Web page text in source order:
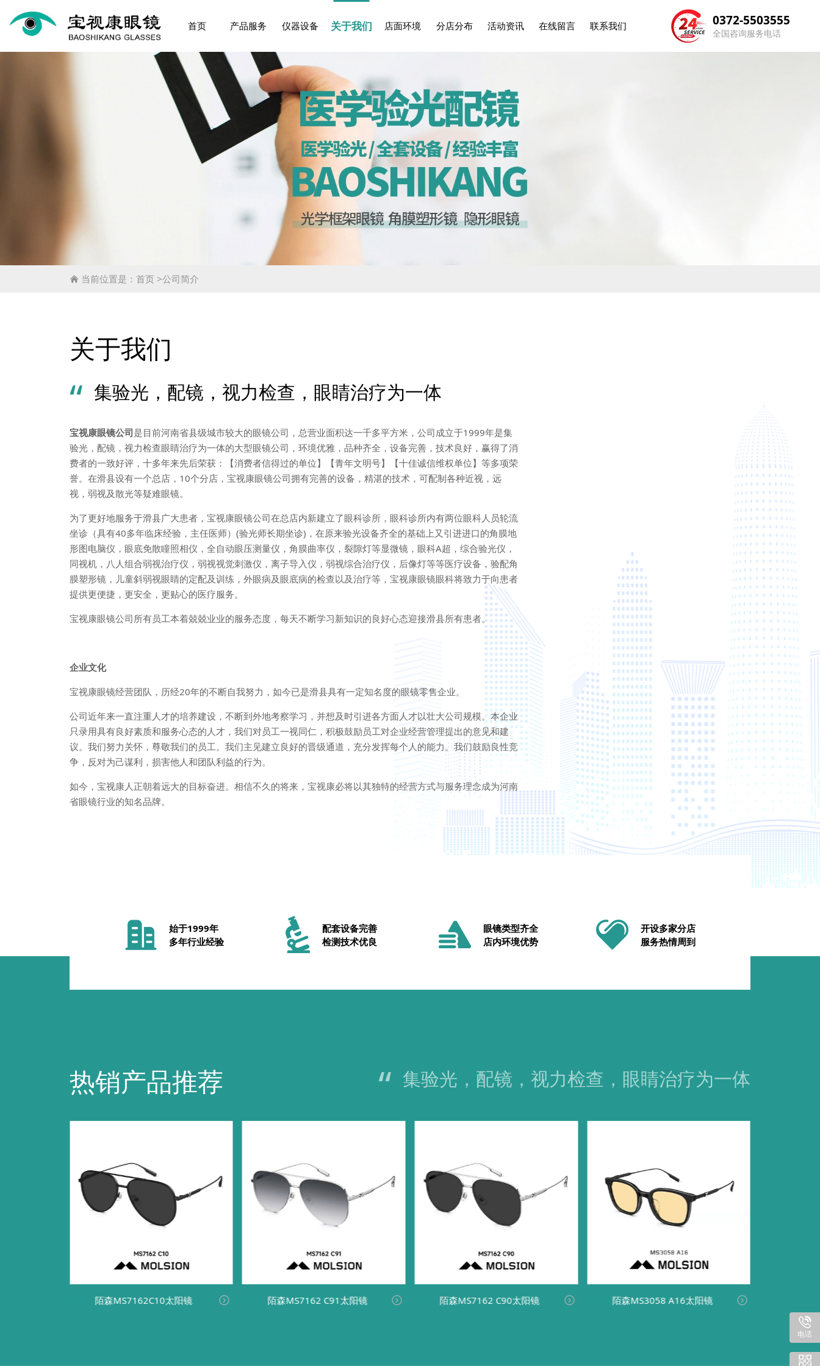
首页 产品服务 仪器设备 关于我们 店面环境 分店分布 活动资讯 在线留言 联系我们 0372-5503555
全国咨询服务电话
 当前位置是： 首页 >公司简介
关于我们
“ 集验光，配镜，视力检查，眼睛治疗为一体
宝视康眼镜公司是目前河南省县级城市较大的眼镜公司，总营业面积达一千多平方米，公司成立于1999年是集
验光，配镜，视力检查眼睛治疗为一体的大型眼镜公司，环境优雅，品种齐全，设备完善，技术良好，赢得了消
费者的一致好评，十多年来先后荣获：【消费者信得过的单位】【青年文明号】【十佳诚信维权单位】等多项荣
誉。在滑县设有一个总店，10个分店，宝视康眼镜公司拥有完善的设备，精湛的技术，可配制各种近视，远
视，弱视及散光等疑难眼镜。
为了更好地服务于滑县广大患者，宝视康眼镜公司在总店内新建立了眼科诊所，眼科诊所内有两位眼科人员轮流
坐诊（具有40多年临床经验，主任医师）(验光师长期坐诊)，在原来验光设备齐全的基础上又引进进口的角膜地
形图电脑仪，眼底免散瞳照相仪，全自动眼压测量仪，角膜曲率仪，裂隙灯等显微镜，眼科А超，综合验光仪，
同视机，八人组合弱视治疗仪，弱视视觉刺激仪，离子导入仪，弱视综合治疗仪，后像灯等等医疗设备，验配角
膜塑形镜，儿童斜弱视眼睛的定配及训练，外眼病及眼底病的检查以及治疗等，宝视康眼镜眼科将致力于向患者
提供更便捷，更安全，更贴心的医疗服务。
宝视康眼镜公司所有员工本着兢兢业业的服务态度，每天不断学习新知识的良好心态迎接滑县所有患者。
企业文化
宝视康眼镜经营团队，历经20年的不断自我努力，如今已是滑县具有一定知名度的眼镜零售企业。
公司近年来一直注重人才的培养建设，不断到外地考察学习，并想及时引进各方面人才以壮大公司规模。本企业
只录用具有良好素质和服务心态的人才，我们对员工一视同仁，积极鼓励员工对企业经营管理提出的意见和建
议。我们努力关怀，尊敬我们的员工。我们主见建立良好的晋级通道，充分发挥每个人的能力。我们鼓励良性竞
争，反对为己谋利，损害他人和团队利益的行为。
如今，宝视康人正朝着远大的目标奋进。相信不久的将来，宝视康必将以其独特的经营方式与服务理念成为河南
省眼镜行业的知名品牌。
始于1999年
多年行业经验
配套设备完善
检测技术优良
眼镜类型齐全
店内环境优势
开设多家分店
服务热情周到
热销产品推荐 “ 集验光，配镜，视力检查，眼睛治疗为一体
陌森MS7162C10太阳镜  陌森MS7162 C91太阳镜  陌森MS7162 C90太阳镜  陌森MS3058 A16太阳镜 
电话